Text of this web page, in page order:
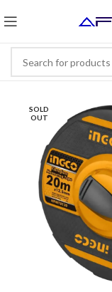
SOLD
OUT